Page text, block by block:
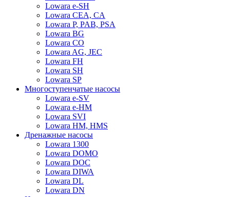
Lowara e-SH
Lowara CEA, CA
Lowara P, PAB, PSA
Lowara BG
Lowara CO
Lowara AG, JEC
Lowara FH
Lowara SH
Lowara SP
Многоступенчатые насосы
Lowara e-SV
Lowara e-HM
Lowara SVI
Lowara HM, HMS
Дренажные насосы
Lowara 1300
Lowara DOMO
Lowara DOC
Lowara DIWA
Lowara DL
Lowara DN